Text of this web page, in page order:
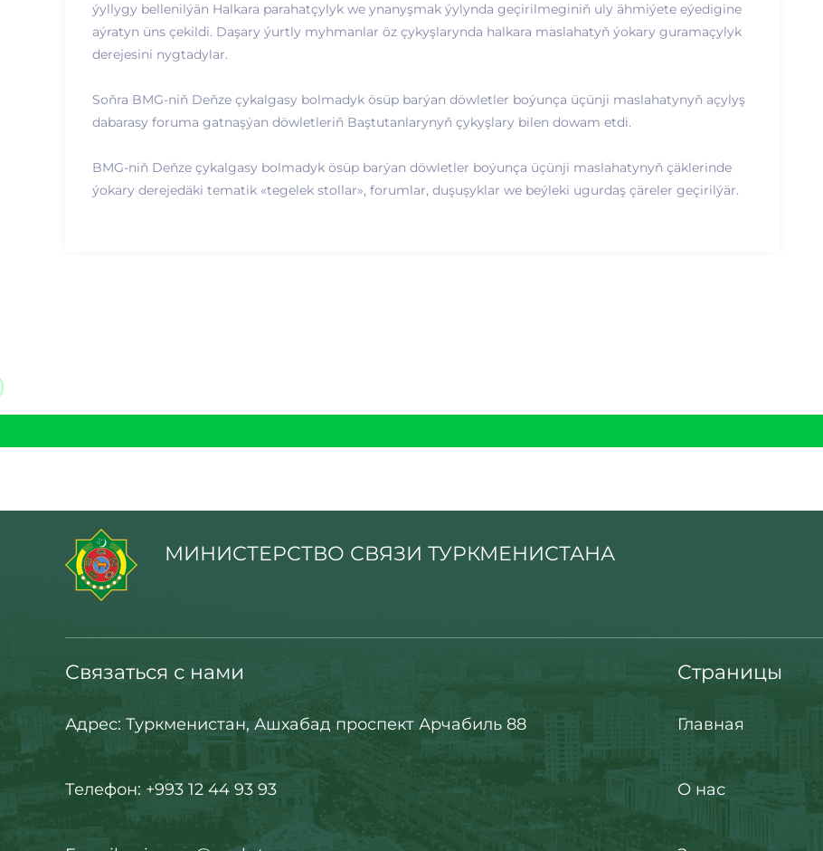
ýyllygy bellenilýän Halkara parahatçylyk we ynanyşmak ýylynda geçirilmeginiň uly ähmiýete eýedigine
aýratyn üns çekildi. Daşary ýurtly myhmanlar öz çykyşlarynda halkara maslahatyň ýokary guramaçylyk
derejesini nygtadylar.
Soňra BMG-niň Deňze çykalgasy bolmadyk ösüp barýan döwletler boýunça üçünji maslahatynyň açylyş
dabarasy foruma gatnaşýan döwletleriň Baştutanlarynyň çykyşlary bilen dowam etdi.
BMG-niň Deňze çykalgasy bolmadyk ösüp barýan döwletler boýunça üçünji maslahatynyň çäklerinde
ýokary derejedäki tematik «tegelek stollar», forumlar, duşuşyklar we beýleki ugurdaş çäreler geçirilýär.
МИНИСТЕРСТВО СВЯЗИ ТУРКМЕНИСТАНА
Связаться с нами
Адрес: Туркменистан, Ашхабад проспект Арчабиль 88
Телефон: +993 12 44 93 93
Страницы
Главная
О нас